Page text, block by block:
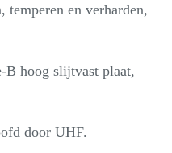
en verharden,
B hoog slijtvast plaat,
door UHF.